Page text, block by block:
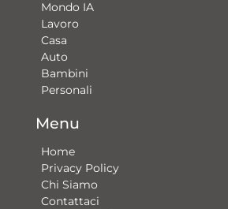
Mondo IA
Lavoro
Casa
Auto
Bambini
Personali
Menu
Home
Privacy Policy
Chi Siamo
Contattaci​